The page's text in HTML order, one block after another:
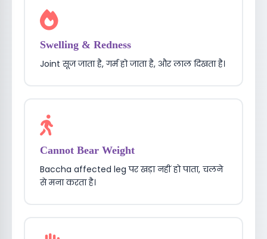
Swelling & Redness
Joint सूज जाता है, गर्म हो जाता है, और लाल दिखता है।
Cannot Bear Weight
Baccha affected leg पर खड़ा नहीं हो पाता, चलने
से मना करता है।